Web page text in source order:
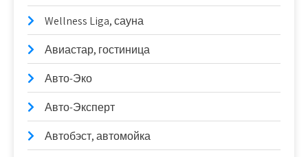
Wellness Liga, сауна
Авиастар, гостиница
Авто-Эко
Авто-Эксперт
Автобэст, автомойка